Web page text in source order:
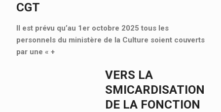
CGT
Il est prévu qu’au 1er octobre 2025 tous les
personnels du ministère de la Culture soient couverts
par une « +
VERS LA
SMICARDISATION
DE LA FONCTION